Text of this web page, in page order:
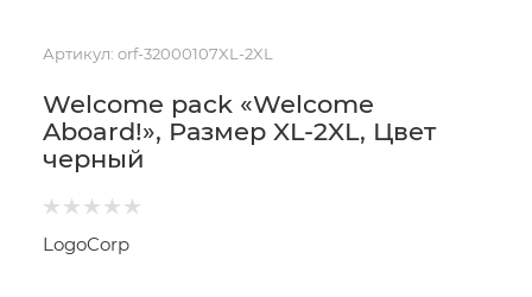
Артикул: orf-32000107XL-2XL
Welcome pack «Welcome
Aboard!», Размер XL-2XL, Цвет
черный
LogoCorp